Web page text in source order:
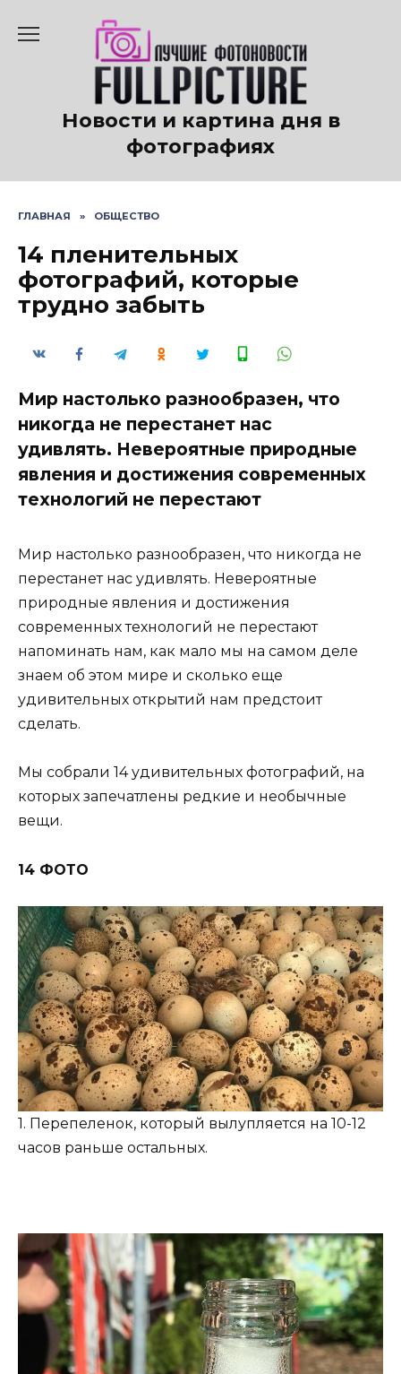
содержанию
Новости и картина дня в
фотографиях
ГЛАВНАЯ » ОБЩЕСТВО
14 пленительных
фотографий, которые
трудно забыть
Мир настолько разнообразен, что
никогда не перестанет нас
удивлять. Невероятные природные
явления и достижения современных
технологий не перестают
Мир настолько разнообразен, что никогда не
перестанет нас удивлять. Невероятные
природные явления и достижения
современных технологий не перестают
напоминать нам, как мало мы на самом деле
знаем об этом мире и сколько еще
удивительных открытий нам предстоит
сделать.
Мы собрали 14 удивительных фотографий, на
которых запечатлены редкие и необычные
вещи.
14 ФОТО
1. Перепеленок, который вылупляется на 10-12
часов раньше остальных.